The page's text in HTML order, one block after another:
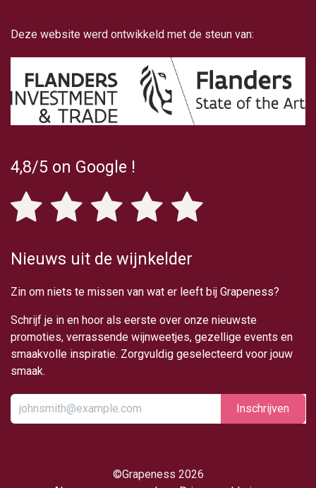
Deze website werd ontwikkeld met de steun van:
4,8/5 on Google !
Nieuws uit de wijnkelder
Zin om niets te missen van wat er leeft bij Grapeness?
Schrijf je in en hoor als eerste over onze nieuwste
promoties, verrassende wijnweetjes, gezellige events en
smaakvolle inspiratie. Zorgvuldig geselecteerd voor jouw
smaak.
Inschrijv​​​​​​​​​​en
​©Grapeness 2026